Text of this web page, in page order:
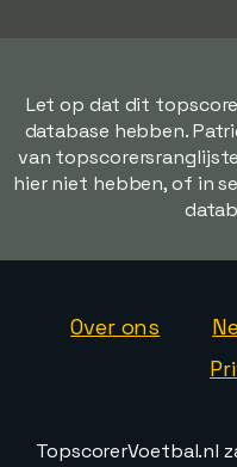
Let op dat dit
database hebben.
van
hier niet hebben, of in
Over ons
TopscorerVoetbal.nl